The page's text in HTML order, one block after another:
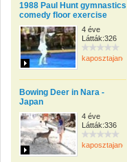
1988 Paul Hunt gymnastics
comedy floor exercise
4 éve
Látták:326
kaposztajanos
Bowing Deer in Nara -
Japan
4 éve
Látták:336
kaposztajanos